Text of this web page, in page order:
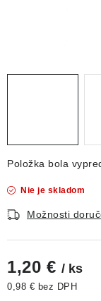
Položka bola
Nie je skladom
Možnosti
1,20 € / ks
0,98 € bez DPH